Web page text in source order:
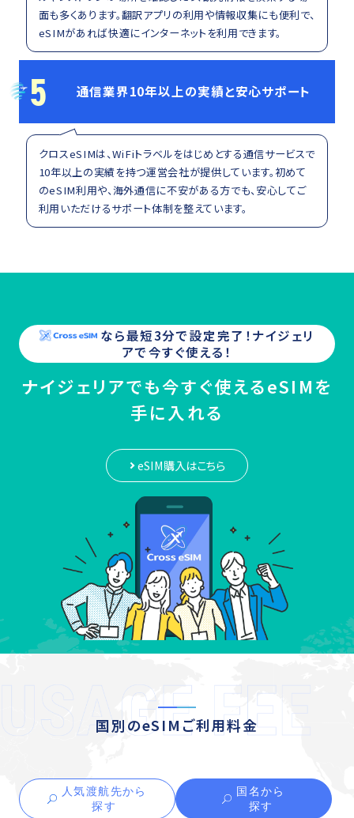
面も多くあります。翻訳アプリの利用や情報収集にも便利で、
eSIMがあれば快適にインターネットを利用できます。
5 通信業界10年以上の実績と安心サポート
クロスeSIMは、WiFiトラベルをはじめとする通信サービスで
10年以上の実績を持つ運営会社が提供しています。初めて
のeSIM利用や、海外通信に不安がある方でも、安心してご
利用いただけるサポート体制を整えています。
なら最短3分で設定完了！ナイジェリ
アで今すぐ使える！
ナイジェリアでも今すぐ使えるeSIMを
手に入れる
eSIM購入はこちら
国別のeSIMご利用料金
人気渡航先から
探す
国名から
探す